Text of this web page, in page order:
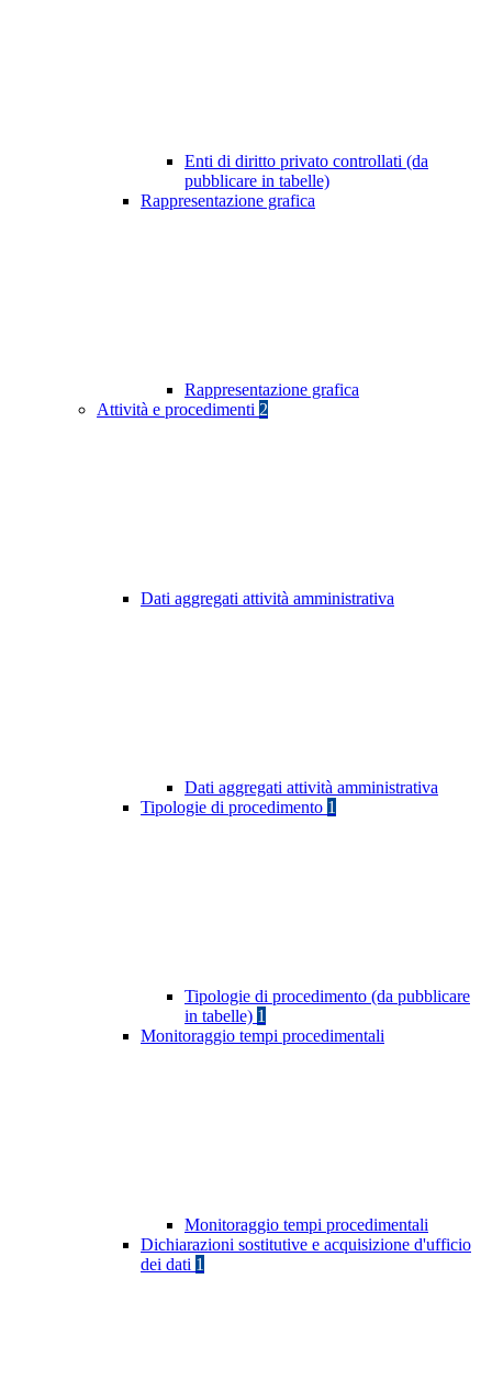
Enti di diritto privato controllati (da
pubblicare in tabelle)
Rappresentazione grafica
Rappresentazione grafica
Attività e procedimenti 2
Dati aggregati attività amministrativa
Dati aggregati attività amministrativa
Tipologie di procedimento 1
Tipologie di procedimento (da pubblicare
in tabelle) 1
Monitoraggio tempi procedimentali
Monitoraggio tempi procedimentali
Dichiarazioni sostitutive e acquisizione d'ufficio
dei dati 1